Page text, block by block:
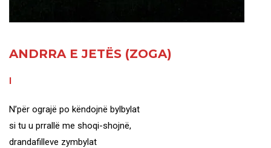
ANDRRA E JETËS (ZOGA)
I
N’për ograjë po këndojnë bylbylat
si tu u prrallë me shoqi-shojnë,
drandafilleve zymbylat